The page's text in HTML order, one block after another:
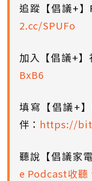
追蹤【倡議+】
2.cc/SPUFo
加入【倡議+】
BxB6
填寫【倡議+
伴： https://
聽說【倡議家
e Podcast收聽